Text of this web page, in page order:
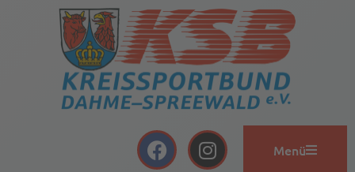
F
a
I
n
Menü